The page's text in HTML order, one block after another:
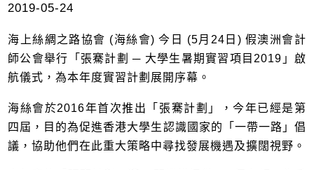
2019-05-24
海上絲綢之路協會 (海絲會) 今日 (5月24日) 假澳洲會計
師公會舉行「張騫計劃 ─ 大學生暑期實習項目2019」啟
航儀式，為本年度實習計劃展開序幕。
海絲會於2016年首次推出「張騫計劃」，今年已經是第
四屆，目的為促進香港大學生認識國家的「一帶一路」倡
議，協助他們在此重大策略中尋找發展機遇及擴闊視野。